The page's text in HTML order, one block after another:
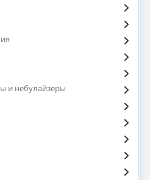
и небулайзеры